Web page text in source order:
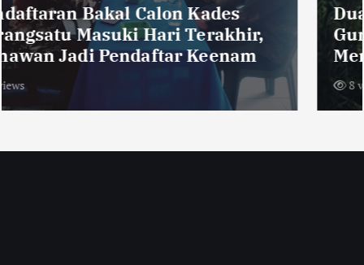
Dua Orang Pendaki Yang Hilang di
Gunung Piramid, Ditemukan
Meninggal
8 views